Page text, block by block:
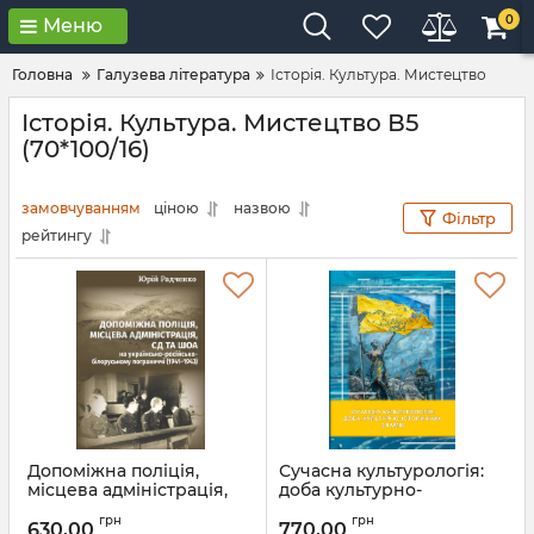
Меню 0
Головна Галузева література Історія. Культура. Мистецтво
Історія. Культура. Мистецтво В5
(70*100/16)
замовчуванням ціною
назвою
рейтингу
Фільтр
Допоміжна поліція,
місцева адміністрація,
російсько-білоруському
грн
Сучасна культурологія:
доба культурно-
грн